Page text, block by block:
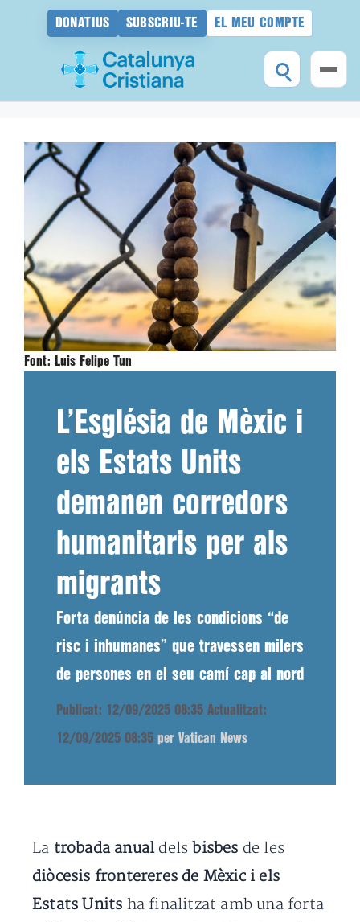
DONATIUS SUBSCRIU-TE EL MEU COMPTE
contingut
Font: Luis Felipe Tun
L’Església de Mèxic i
els Estats Units
demanen corredors
humanitaris per als
migrants
Forta denúncia de les condicions “de
risc i inhumanes” que travessen milers
de persones en el seu camí cap al nord
Publicat: 12/09/2025 08:35 Actualitzat:
12/09/2025 08:35 per Vatican News
La trobada anualdelsbisbes de les
diòcesis frontereres de Mèxic i els
Estats Units ha finalitzat amb una forta